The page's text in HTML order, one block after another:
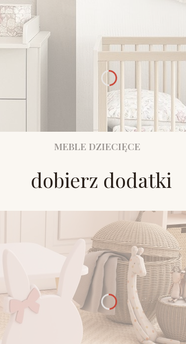
MEBLE DZIECIĘCE
dobierz dodatki